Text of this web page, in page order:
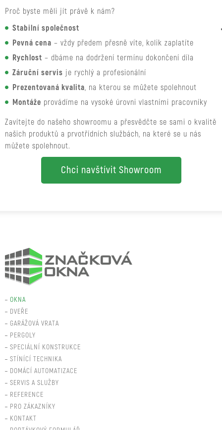
Proč byste měli jít právě k nám?
Stabilní společnost
Pevná cena – vždy předem přesně víte, kolik zaplatíte
Rychlost – dbáme na dodržení termínu dokončení díla
Záruční servis je rychlý a profesionální
Prezentovaná kvalita, na kterou se můžete spolehnout
Montáže provádíme na vysoké úrovni vlastními pracovníky
Zavítejte do našeho showroomu a přesvědčte se sami o kvalitě
našich produktů a prvotřídních službách, na které se u nás
můžete spolehnout.
Chci navštívit Showroom
OKNA
DVEŘE
GARÁŽOVÁ VRATA
PERGOLY
SPECIÁLNÍ KONSTRUKCE
STÍNÍCÍ TECHNIKA
DOMÁCÍ AUTOMATIZACE
SERVIS A SLUŽBY
REFERENCE
PRO ZÁKAZNÍKY
KONTAKT